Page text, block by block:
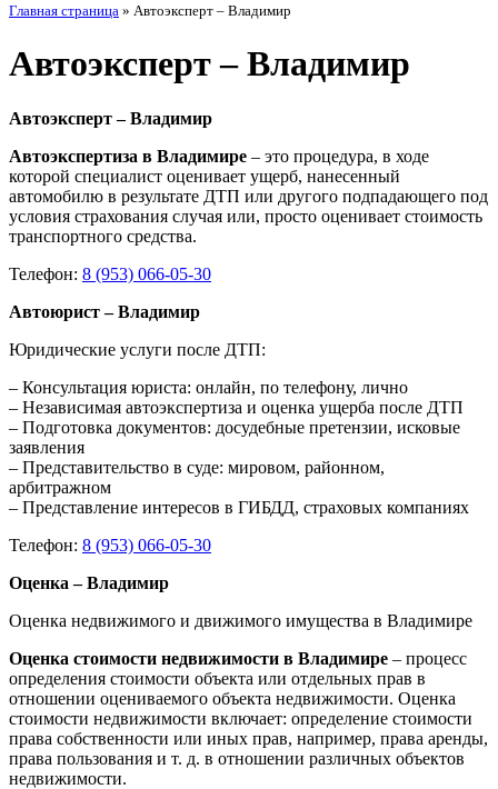
Главная страница » Автоэксперт – Владимир
Автоэксперт – Владимир
Автоэксперт – Владимир
Автоэкспертиза в Владимире – это процедура, в ходе
которой специалист оценивает ущерб, нанесенный
автомобилю в результате ДТП или другого подпадающего под
условия страхования случая или, просто оценивает стоимость
транспортного средства.
Телефон: 8 (953) 066-05-30
Автоюрист – Владимир
Юридические услуги после ДТП:
– Консультация юриста: онлайн, по телефону, лично
– Независимая автоэкспертиза и оценка ущерба после ДТП
– Подготовка документов: досудебные претензии, исковые
заявления
– Представительство в суде: мировом, районном,
арбитражном
– Представление интересов в ГИБДД, страховых компаниях
Телефон: 8 (953) 066-05-30
Оценка – Владимир
Оценка недвижимого и движимого имущества в Владимире
Оценка стоимости недвижимости в Владимире – процесс
определения стоимости объекта или отдельных прав в
отношении оцениваемого объекта недвижимости. Оценка
стоимости недвижимости включает: определение стоимости
права собственности или иных прав, например, права аренды,
права пользования и т. д. в отношении различных объектов
недвижимости.